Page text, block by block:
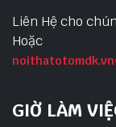
Liên Hệ cho
Hoặc
GIỜ LÀM